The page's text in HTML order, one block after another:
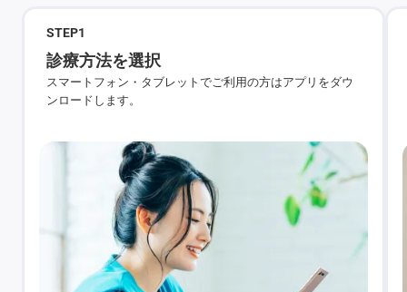
STEP1
診療方法を選択
スマートフォン・タブレットでご利用の方はアプリをダウ
ンロードします。